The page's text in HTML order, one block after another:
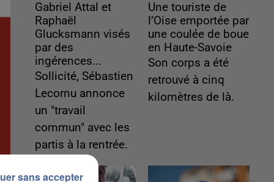
Gabriel Attal et
Raphaël
Glucksmann visés
par des
ingérences...
Sollicité, Sébastien
Lecornu annonce
un "travail
commun" avec les
partis à la rentrée.
Une touriste de
l’Oise emportée par
une coulée de boue
en Haute-Savoie
Son corps a été
retrouvé à cinq
kilomètres de là.
sans accepter